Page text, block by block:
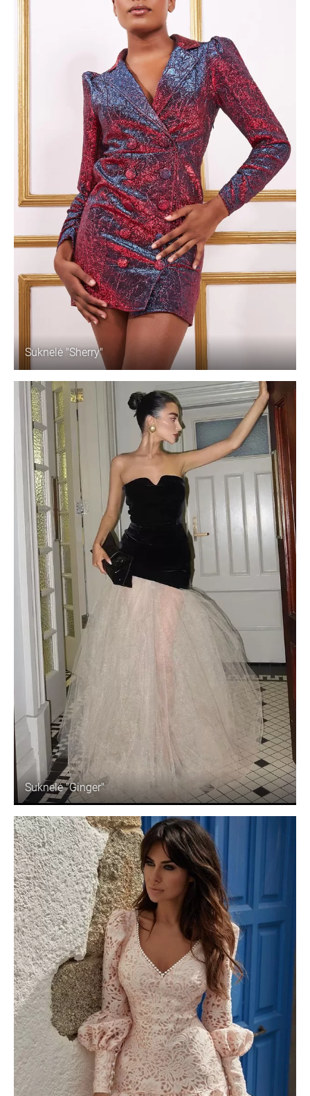
Suknelė "Sherry"
Suknelė "Ginger"